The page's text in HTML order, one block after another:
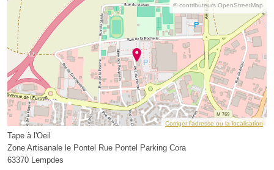
© contributeurs OpenStreetMap
Corriger l’adresse ou la localisation
Tape à l'Oeil
Zone Artisanale le Pontel Rue Pontel Parking Cora
63370 Lempdes